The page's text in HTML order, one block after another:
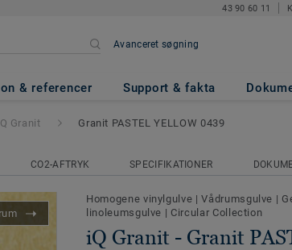
43 90 60 11
Avanceret søgning
& referencer Support & fakta
YELLOW 0439
Granit Granit PASTEL YELLOW 0439
CO2-AFTRYK SPECIFIKATIONER
Homogene vinylgulve |Vådrumsgulve |
linoleumsgulve | Circular Collection
iQ Granit - Granit